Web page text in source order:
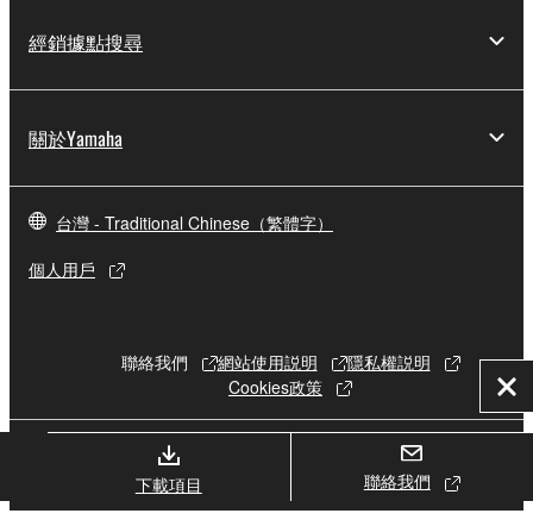
下載項目 聯絡我們
關
閉
經銷據點搜尋
關於Yamaha
台灣 - Traditional Chinese（繁體字）
個人用戶
聯絡我們 網站使用説明
隱私權説明
Cookies政策